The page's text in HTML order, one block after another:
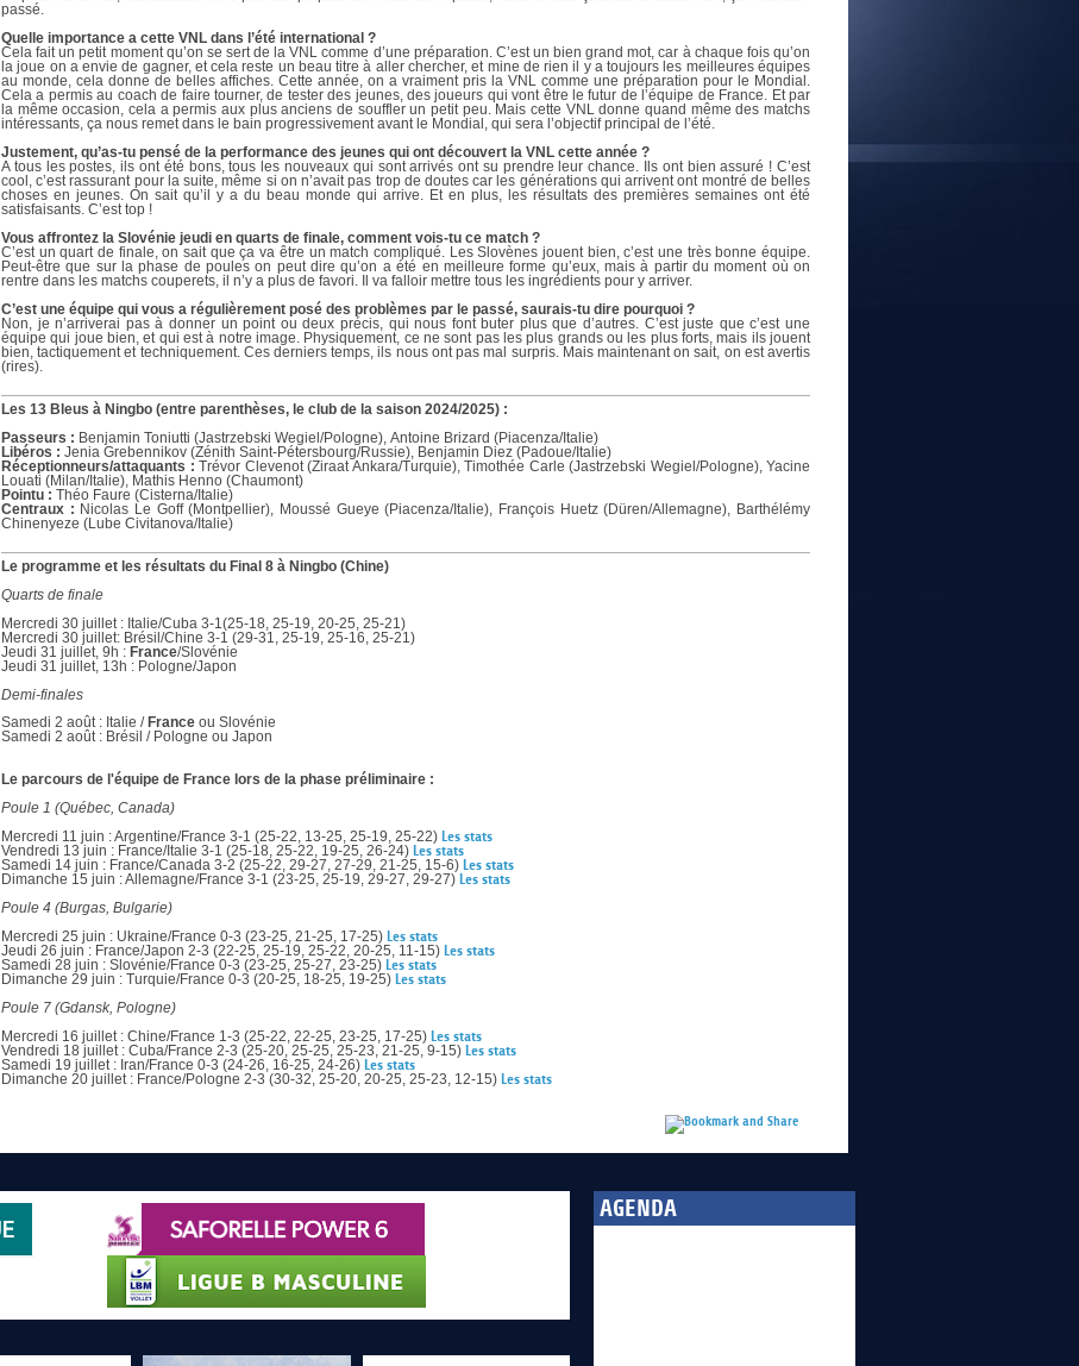
passé.
Quelle importance a cette VNL dans l’été international ?
Cela fait un petit moment qu’on se sert de la VNL comme d’une préparation. C’est un bien grand mot, car à chaque fois qu’on
la joue on a envie de gagner, et cela reste un beau titre à aller chercher, et mine de rien il y a toujours les meilleures équipes
au monde, cela donne de belles affiches. Cette année, on a vraiment pris la VNL comme une préparation pour le Mondial.
Cela a permis au coach de faire tourner, de tester des jeunes, des joueurs qui vont être le futur de l’équipe de France. Et par
la même occasion, cela a permis aux plus anciens de souffler un petit peu. Mais cette VNL donne quand même des matchs
intéressants, ça nous remet dans le bain progressivement avant le Mondial, qui sera l’objectif principal de l’été.
Justement, qu’as-tu pensé de la performance des jeunes qui ont découvert la VNL cette année ?
A tous les postes, ils ont été bons, tous les nouveaux qui sont arrivés ont su prendre leur chance. Ils ont bien assuré ! C’est
cool, c’est rassurant pour la suite, même si on n’avait pas trop de doutes car les générations qui arrivent ont montré de belles
choses en jeunes. On sait qu’il y a du beau monde qui arrive. Et en plus, les résultats des premières semaines ont été
satisfaisants. C’est top !
Vous affrontez la Slovénie jeudi en quarts de finale, comment vois-tu ce match ?
C’est un quart de finale, on sait que ça va être un match compliqué. Les Slovènes jouent bien, c’est une très bonne équipe.
Peut-être que sur la phase de poules on peut dire qu’on a été en meilleure forme qu’eux, mais à partir du moment où on
rentre dans les matchs couperets, il n’y a plus de favori. Il va falloir mettre tous les ingrédients pour y arriver.
C’est une équipe qui vous a régulièrement posé des problèmes par le passé, saurais-tu dire pourquoi ?
Non, je n’arriverai pas à donner un point ou deux précis, qui nous font buter plus que d’autres. C’est juste que c’est une
équipe qui joue bien, et qui est à notre image. Physiquement, ce ne sont pas les plus grands ou les plus forts, mais ils jouent
bien, tactiquement et techniquement. Ces derniers temps, ils nous ont pas mal surpris. Mais maintenant on sait, on est avertis
(rires).
Les 13 Bleus à Ningbo (entre parenthèses, le club de la saison 2024/2025) :
Passeurs : Benjamin Toniutti (Jastrzebski Wegiel/Pologne), Antoine Brizard (Piacenza/Italie)
Libéros : Jenia Grebennikov (Zénith Saint-Pétersbourg/Russie), Benjamin Diez (Padoue/Italie)
Réceptionneurs/attaquants : Trévor Clevenot (Ziraat Ankara/Turquie), Timothée Carle (Jastrzebski Wegiel/Pologne), Yacine
Louati (Milan/Italie), Mathis Henno (Chaumont)
Pointu : Théo Faure (Cisterna/Italie)
Centraux : Nicolas Le Goff (Montpellier), Moussé Gueye (Piacenza/Italie), François Huetz (Düren/Allemagne), Barthélémy
Chinenyeze (Lube Civitanova/Italie)
Le programme et les résultats du Final 8 à Ningbo (Chine)
Quarts de finale
Mercredi 30 juillet : Italie/Cuba 3-1(25-18, 25-19, 20-25, 25-21)
Mercredi 30 juillet: Brésil/Chine 3-1 (29-31, 25-19, 25-16, 25-21)
Jeudi 31 juillet, 9h : France/Slovénie
Jeudi 31 juillet, 13h : Pologne/Japon
Demi-finales
Samedi 2 août : Italie / France ou Slovénie
Samedi 2 août : Brésil / Pologne ou Japon
Le parcours de l'équipe de France lors de la phase préliminaire :
Poule 1 (Québec, Canada)
Mercredi 11 juin : Argentine/France 3-1 (25-22, 13-25, 25-19, 25-22) Les stats
Vendredi 13 juin : France/Italie 3-1 (25-18, 25-22, 19-25, 26-24) Les stats
Samedi 14 juin : France/Canada 3-2 (25-22, 29-27, 27-29, 21-25, 15-6) Les stats
Dimanche 15 juin : Allemagne/France 3-1 (23-25, 25-19, 29-27, 29-27) Les stats
Poule 4 (Burgas, Bulgarie)
Mercredi 25 juin : Ukraine/France 0-3 (23-25, 21-25, 17-25) Les stats
Jeudi 26 juin : France/Japon 2-3 (22-25, 25-19, 25-22, 20-25, 11-15) Les stats
Samedi 28 juin : Slovénie/France 0-3 (23-25, 25-27, 23-25) Les stats
Dimanche 29 juin : Turquie/France 0-3 (20-25, 18-25, 19-25) Les stats
Poule 7 (Gdansk, Pologne)
Mercredi 16 juillet : Chine/France 1-3 (25-22, 22-25, 23-25, 17-25) Les stats
Vendredi 18 juillet : Cuba/France 2-3 (25-20, 25-25, 25-23, 21-25, 9-15) Les stats
Samedi 19 juillet : Iran/France 0-3 (24-26, 16-25, 24-26) Les stats
Dimanche 20 juillet : France/Pologne 2-3 (30-32, 25-20, 20-25, 25-23, 12-15) Les stats
AGENDA